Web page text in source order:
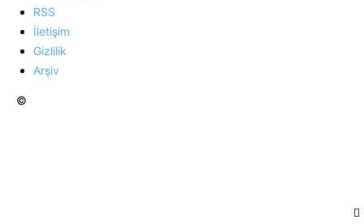
RSS
İletişim
Gizlilik
Arşiv
©